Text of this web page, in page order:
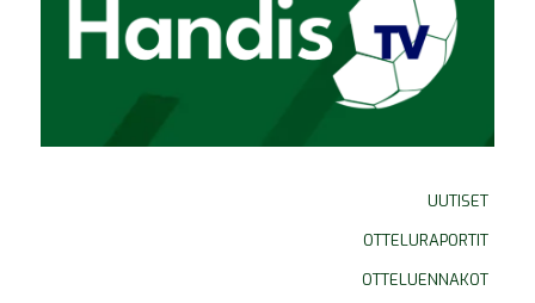
UUTISET
OTTELURAPORTIT
OTTELUENNAKOT